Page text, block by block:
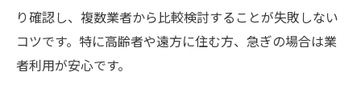
り確認し、複数業者から比較検討することが失敗しない
コツです。特に高齢者や遠方に住む方、急ぎの場合は業
者利用が安心です。